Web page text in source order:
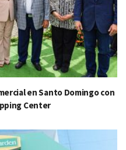
en Santo Domingo con
Center